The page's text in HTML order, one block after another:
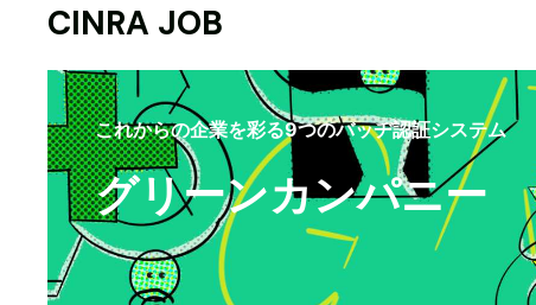
CINRA JOB
これからの企業を彩る9つのバッヂ認証システム
グリーンカンパニー